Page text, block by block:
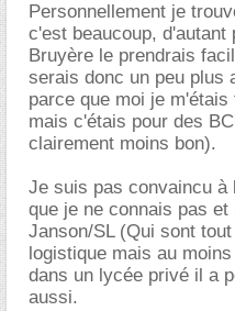
Personnellement je
c'est beaucoup, d'autant
Bruyère le prendrais
serais donc un peu plus
parce que moi je
mais c'étais pour des
clairement moins bon).
Je suis pas convaincu à
que je ne connais pas
Janson/SL (Qui sont
logistique mais au
dans un lycée privé il a
aussi.